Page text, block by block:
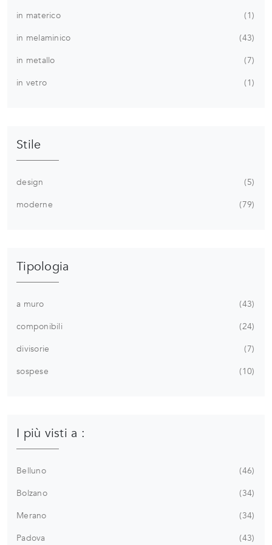
in materico
1
in melaminico
43
in metallo
7
in vetro
1
Stile
design
5
moderne
79
Tipologia
a muro
43
componibili
24
divisorie
7
sospese
10
I più visti a :
Belluno
46
Bolzano
34
Merano
34
Padova
43